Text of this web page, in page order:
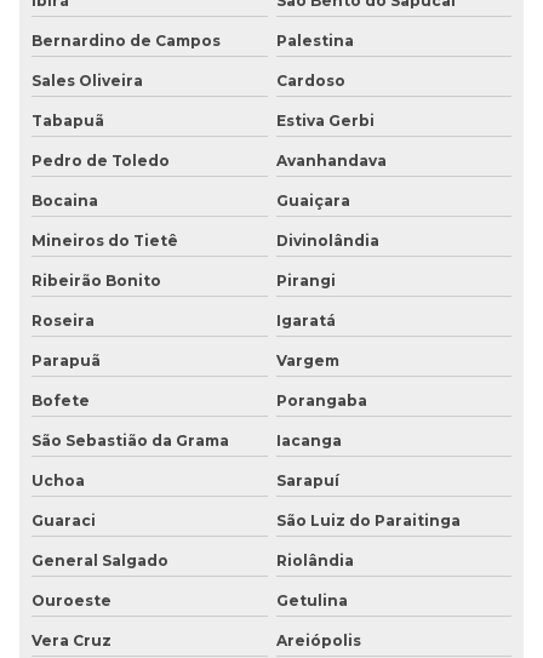
Bernardino de Campos Palestina
Sales Oliveira Cardoso
Tabapuã Estiva Gerbi
Pedro de Toledo Avanhandava
Bocaina Guaiçara
Mineiros do Tietê Divinolândia
Ribeirão Bonito Pirangi
Roseira Igaratá
Parapuã Vargem
Bofete Porangaba
São Sebastião da Grama Iacanga
Uchoa Sarapuí
Guaraci São Luiz do Paraitinga
General Salgado Riolândia
Ouroeste Getulina
Vera Cruz Areiópolis